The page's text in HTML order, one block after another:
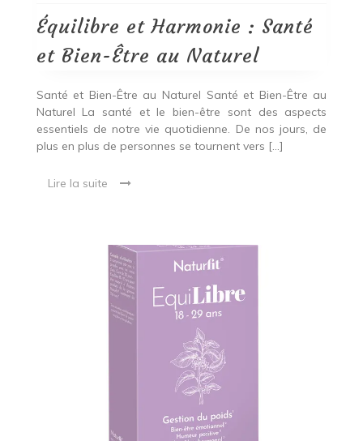
et
Bien-
au
Équilibre et Harmonie : Santé
et Bien-Être au Naturel
Santé et Bien-Être au Naturel Santé et Bien-Être au
Naturel La santé et le bien-être sont des aspects
essentiels de notre vie quotidienne. De nos jours, de
plus en plus de personnes se tournent vers […]
Lire la suite